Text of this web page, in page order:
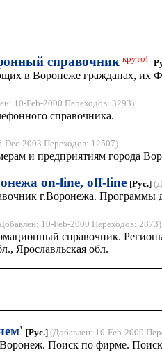
справочник круто! [
в Воронеже гражданах, их
10-Feb-2000 Переходов: 3293)
справочника.
Dec-2003 Переходов: 12507)
и предприятиям города
on-line, off-line [Рус.]
г.Воронежа. Программы
10-Feb-2000 Переходов: 2873)
справочник.
Ярославльская обл.
[Рус.] (Добавлен: 10-Feb-2000
Поиск по фирме.